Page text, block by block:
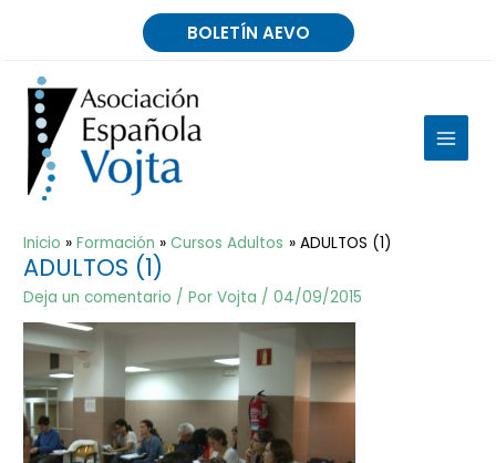
BOLETÍN AEVO
MAIN
Inicio Formación Cursos Adultos ADULTOS (1)
ADULTOS (1)
Deja un comentario / PorVojta /04/09/2015